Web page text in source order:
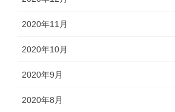
2020年11月
2020年10月
2020年9月
2020年8月